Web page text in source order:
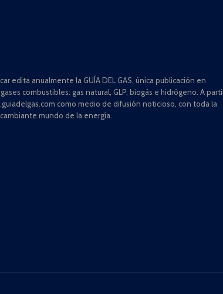
edita anualmente la GUÍA DEL GAS, única publicación en
combustibles: gas natural, GLP, biogás e hidrógeno. A
como medio de difusión noticioso, con toda la
mundo de la energía.